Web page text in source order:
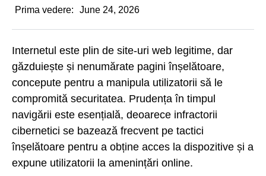
Prima vedere:
June 24, 2026
Internetul este plin de site-uri web legitime, dar
găzduiește și nenumărate pagini înșelătoare,
concepute pentru a manipula utilizatorii să le
compromită securitatea. Prudența în timpul
navigării este esențială, deoarece infractorii
cibernetici se bazează frecvent pe tactici
înșelătoare pentru a obține acces la dispozitive și a
expune utilizatorii la amenințări online.